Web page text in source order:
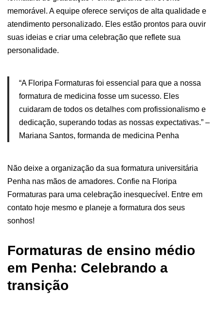
memorável. A equipe oferece serviços de alta qualidade e
atendimento personalizado. Eles estão prontos para ouvir
suas ideias e criar uma celebração que reflete sua
personalidade.
“A Floripa Formaturas foi essencial para que a nossa
formatura de medicina fosse um sucesso. Eles
cuidaram de todos os detalhes com profissionalismo e
dedicação, superando todas as nossas expectativas.” –
Mariana Santos, formanda de medicina Penha
Não deixe a organização da sua formatura universitária
Penha nas mãos de amadores. Confie na Floripa
Formaturas para uma celebração inesquecível. Entre em
contato hoje mesmo e planeje a formatura dos seus
sonhos!
Formaturas de ensino médio
em Penha: Celebrando a
transição